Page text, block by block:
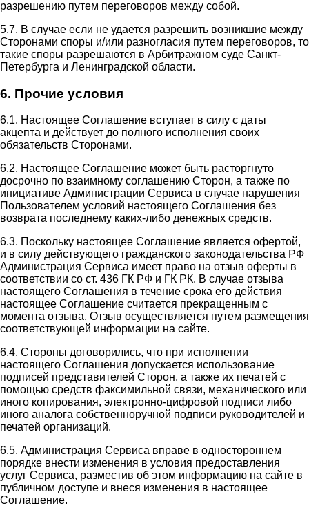
разрешению путем переговоров между собой.
5.7. В случае если не удается разрешить возникшие между
Сторонами споры и/или разногласия путем переговоров, то
такие споры разрешаются в Арбитражном суде Санкт-
Петербурга и Ленинградской области.
6. Прочие условия
6.1. Настоящее Соглашение вступает в силу с даты
акцепта и действует до полного исполнения своих
обязательств Сторонами.
6.2. Настоящее Соглашение может быть расторгнуто
досрочно по взаимному соглашению Сторон, а также по
инициативе Администрации Сервиса в случае нарушения
Пользователем условий настоящего Соглашения без
возврата последнему каких-либо денежных средств.
6.3. Поскольку настоящее Соглашение является офертой,
и в силу действующего гражданского законодательства РФ
Администрация Сервиса имеет право на отзыв оферты в
соответствии со ст. 436 ГК РФ и ГК РК. В случае отзыва
настоящего Соглашения в течение срока его действия
настоящее Соглашение считается прекращенным с
момента отзыва. Отзыв осуществляется путем размещения
соответствующей информации на сайте.
6.4. Стороны договорились, что при исполнении
настоящего Соглашения допускается использование
подписей представителей Сторон, а также их печатей с
помощью средств факсимильной связи, механического или
иного копирования, электронно-цифровой подписи либо
иного аналога собственноручной подписи руководителей и
печатей организаций.
6.5. Администрация Сервиса вправе в одностороннем
порядке внести изменения в условия предоставления
услуг Сервиса, разместив об этом информацию на сайте в
публичном доступе и внеся изменения в настоящее
Соглашение.